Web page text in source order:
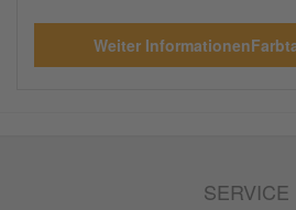
Weiter
SERVICE